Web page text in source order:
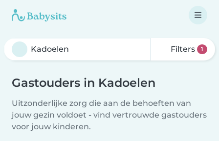
Filters 1
Gastouders in Kadoelen
Uitzonderlijke zorg die aan de behoeften van
jouw gezin voldoet - vind vertrouwde gastouders
voor jouw kinderen.